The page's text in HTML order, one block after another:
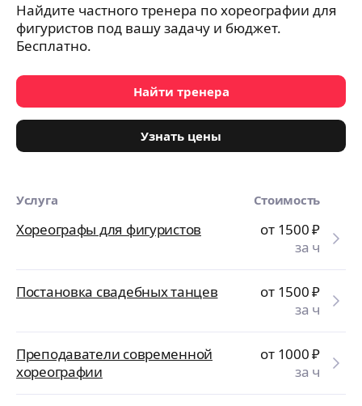
Найдите частного тренера по хореографии для
фигуристов под вашу задачу и бюджет.
Бесплатно.
Найти тренера
Узнать цены
Услуга Стоимость
Хореографы для фигуристов от 1500₽
за ч
Постановка свадебных танцев от 1500₽
за ч
Преподаватели современной
хореографии
от 1000₽
за ч